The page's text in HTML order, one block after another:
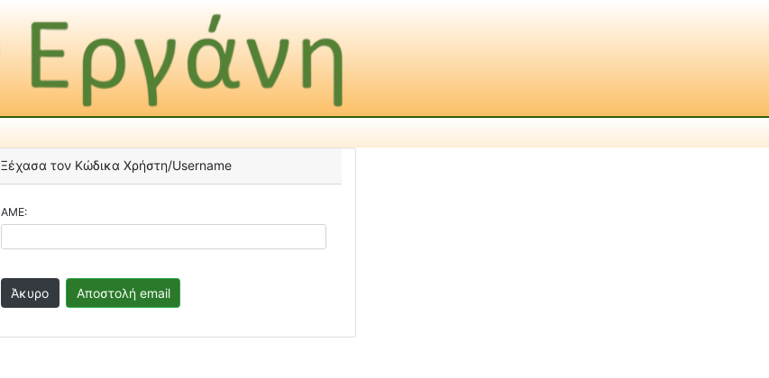
Ξέχασα τον Κώδικα Χρήστη/Username
ΑΜΕ: